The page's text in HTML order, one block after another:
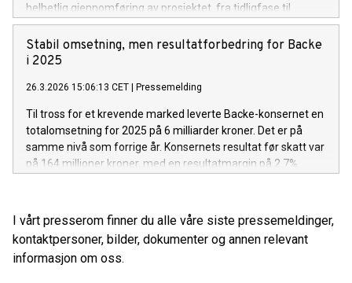
helhetlig gjennomføring av prosjektet, fra tidligfase til
ferdigstillelse.
Stabil omsetning, men resultatforbedring for Backe
i 2025
26.3.2026 15:06:13 CET | Pressemelding
Til tross for et krevende marked leverte Backe-konsernet en
totalomsetning for 2025 på 6 milliarder kroner. Det er på
samme nivå som forrige år. Konsernets resultat før skatt var
på 164 millioner kroner, med en resultatmargin på 2,7%.
resultatmargin på 2,3%.
I vårt presserom finner du alle våre siste pressemeldinger,
kontaktpersoner, bilder, dokumenter og annen relevant
informasjon om oss.